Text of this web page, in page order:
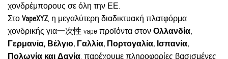
χονδρέμπορους σε όλη την ΕΕ.
ΣτοVapeXYZ, η μεγαλύτερη διαδικτυακή πλατφόρμα
χονδρικής για一次性 vape προϊόντα στονΟλλανδία,
Γερμανία, Βέλγιο, Γαλλία, Πορτογαλία, Ισπανία,
Πολωνία και Δανία, παρέχουμε πληροφορίες βασισμένες